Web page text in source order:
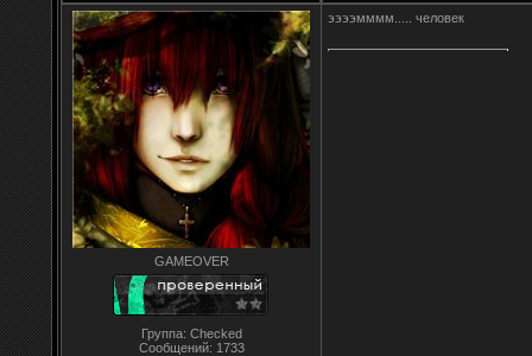
GAMEOVER
Группа: Checked
Сообщений: 1733
ээээмммм..... человек